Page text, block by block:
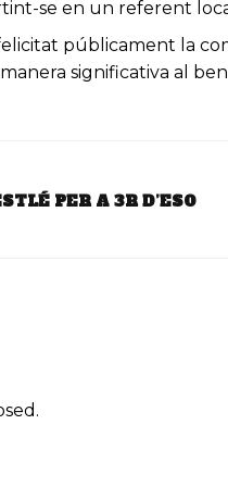
se en un referent
públicament la
significativa al
PER A 3R D’ESO